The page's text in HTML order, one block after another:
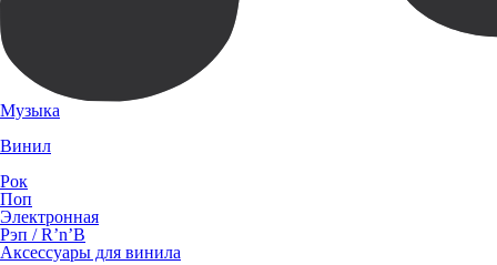
Музыка
Винил
Рок
Поп
Электронная
Рэп / R’n’B
Аксессуары для винила